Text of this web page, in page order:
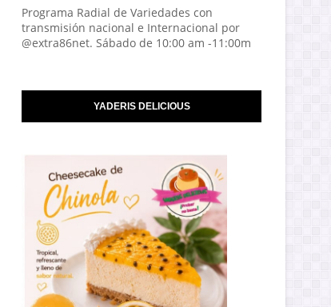
Programa Radial de Variedades con
transmisión nacional e Internacional por
@extra86net. Sábado de 10:00 am -11:00m
YADERIS DELICIOUS